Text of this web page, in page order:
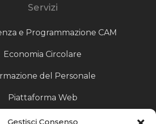
Gestisci Consenso
Servizi
e Programmazione CAM
Economia Circolare
del Personale
Piattaforma Web
Scouting fornitori